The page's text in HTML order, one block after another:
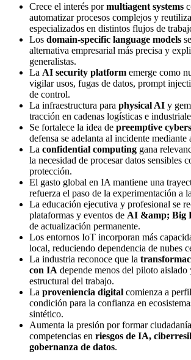
Crece el interés pormultiagent systems
automatizar procesos complejos y
especializados en distintos flujos de
Los domain-specific language models
alternativa empresarial más precisa y
generalistas.
La AI security platform emerge como
vigilar usos, fugas de datos, prompt
de control.
La infraestructura para physical AI y
tracción en cadenas logísticas e
Se fortalece la idea de preemptive
defensa se adelanta al incidente
La confidential computing gana
la necesidad de procesar datos sensibles
protección.
El gasto global en IA mantiene una
refuerza el paso de la experimentación a
La educación ejecutiva y profesional se
plataformas y eventos de AI &amp; Big
de actualización permanente.
Los entornos IoT incorporan más
local, reduciendo dependencia de nubes
La industria reconoce que la
con IA depende menos del piloto aislado
estructural del trabajo.
La proveniencia digital comienza a
condición para la confianza en
sintético.
Aumenta la presión por formar
competencias en riesgos de IA,
gobernanza de datos.